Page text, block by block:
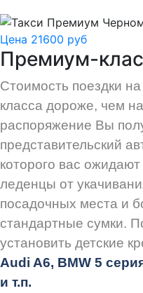
Цена 21600 руб
Премиум-
Стоимость поездки
класса дороже, чем
распоряжение Вы
представительский
которого вас
леденцы от
посадочных места и
стандартные сумки.
установить детские
Audi A6, BMW 5
и т.п.